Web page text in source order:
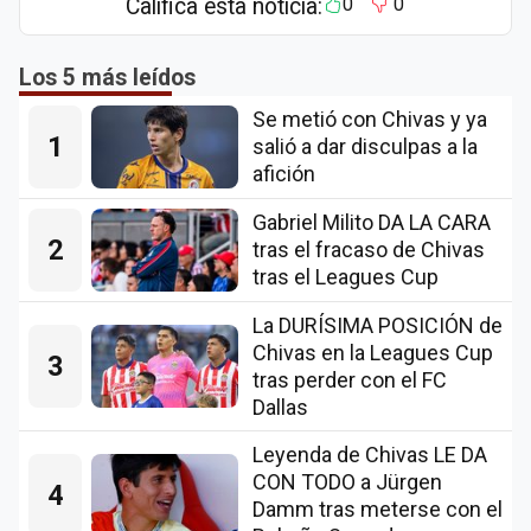
Califica esta notícia:
Los 5 más leídos
1
Se metió con Chivas y ya
salió a dar disculpas a la
afición
2
Gabriel Milito DA LA CARA
tras el fracaso de Chivas
tras el Leagues Cup
3
La DURÍSIMA POSICIÓN de
Chivas en la Leagues Cup
tras perder con el FC
Dallas
4
Leyenda de Chivas LE DA
CON TODO a Jürgen
Damm tras meterse con el